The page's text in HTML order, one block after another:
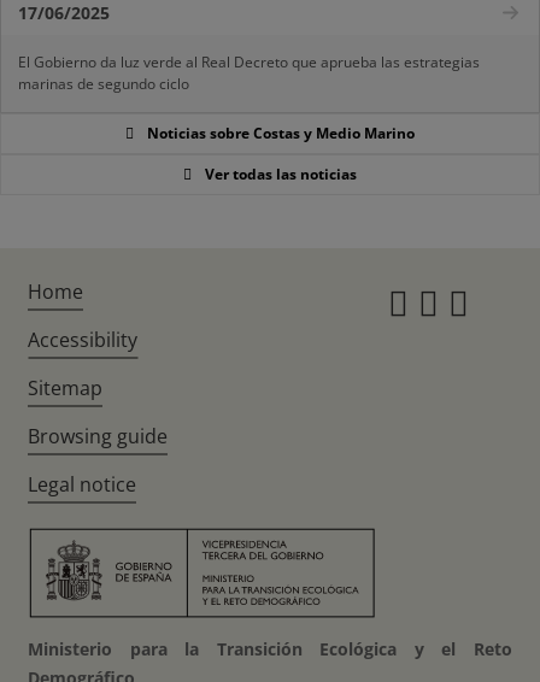
17/06/2025
El Gobierno da luz verde al Real Decreto que aprueba las estrategias
marinas de segundo ciclo
Noticias sobre Costas y Medio Marino
Ver todas las noticias
Home
Accessibility
Sitemap
Browsing guide
Legal notice
Ministerio para la Transición Ecológica y el Reto